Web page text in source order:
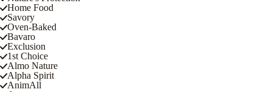
Home Food
Savory
Oven-Baked
Bavaro
Exclusion
1st Choice
Almo Nature
Alpha Spirit
AnimAll